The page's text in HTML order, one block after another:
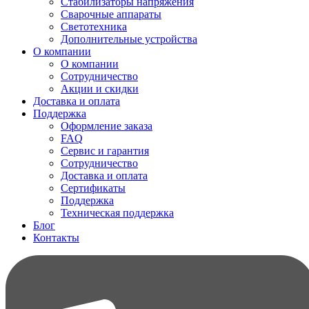
Сварочные аппараты
Светотехника
Дополнительные устройства
О компании
О компании
Сотрудничество
Акции и скидки
Доставка и оплата
Поддержка
Оформление заказа
FAQ
Сервис и гарантия
Сотрудничество
Доставка и оплата
Сертификаты
Поддержка
Техническая поддержка
Блог
Контакты